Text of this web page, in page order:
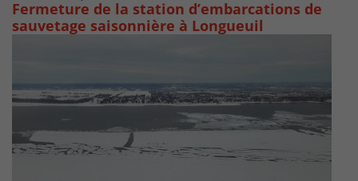
Fermeture de la station d’embarcations de
sauvetage saisonnière à Longueuil